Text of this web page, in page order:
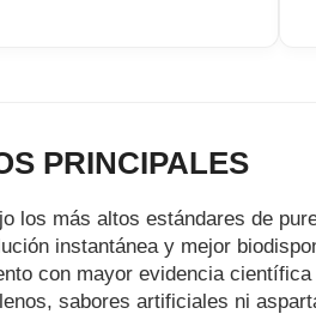
PRINCIPALES
los más altos estándares de
instantánea y mejor
con mayor evidencia científica
sabores artificiales ni